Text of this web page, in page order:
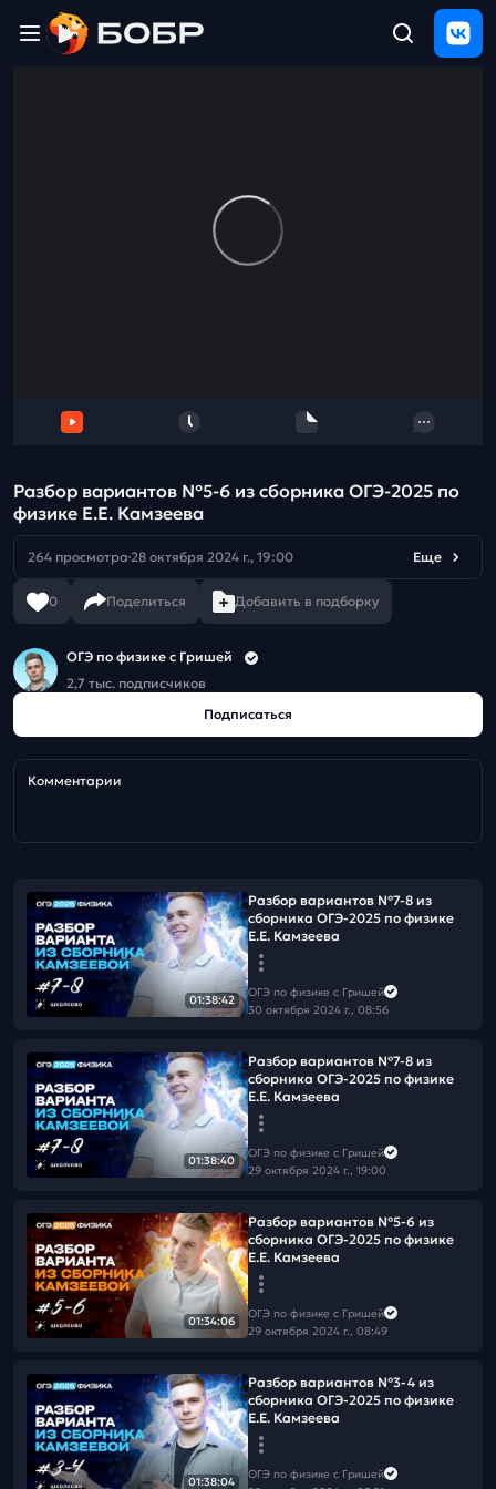
Разбор вариантов №5-6 из сборника ОГЭ-2025 по
физике Е.Е. Камзеева
264 просмотра 28 октября 2024 г., 19:00 Еще
0 Поделиться Добавить в подборку
ОГЭ по физике с Гришей
2,7 тыс. подписчиков
Подписаться
Комментарии
01:38:42
Разбор вариантов №7-8 из
сборника ОГЭ-2025 по физике
Е.Е. Камзеева
ОГЭ по физике с Гришей
30 октября 2024 г., 08:56
01:38:40
Разбор вариантов №7-8 из
сборника ОГЭ-2025 по физике
Е.Е. Камзеева
ОГЭ по физике с Гришей
29 октября 2024 г., 19:00
01:34:06
Разбор вариантов №5-6 из
сборника ОГЭ-2025 по физике
Е.Е. Камзеева
ОГЭ по физике с Гришей
29 октября 2024 г., 08:49
01:38:04
Разбор вариантов №3-4 из
сборника ОГЭ-2025 по физике
Е.Е. Камзеева
ОГЭ по физике с Гришей